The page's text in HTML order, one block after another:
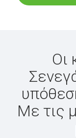
Οι
Με τις